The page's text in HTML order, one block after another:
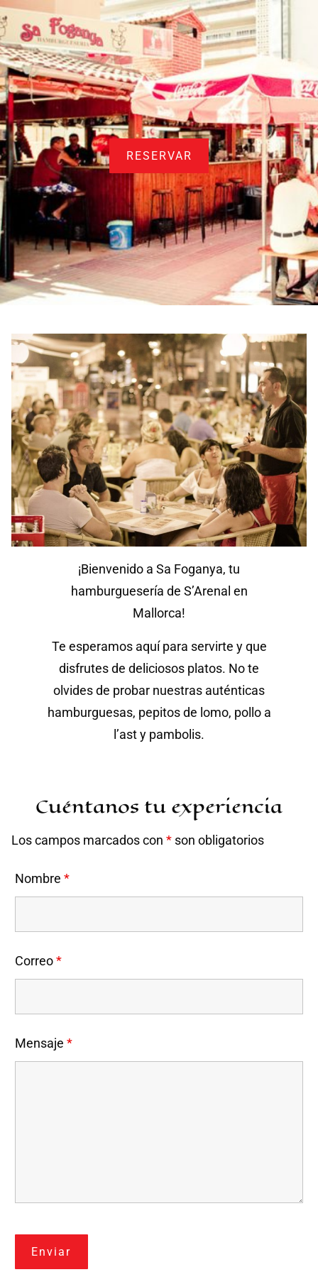
RESERVAR
¡Bienvenido a Sa Foganya, tu
hamburguesería de S’Arenal en
Mallorca!
Te esperamos aquí para servirte y que
disfrutes de deliciosos platos. No te
olvides de probar nuestras auténticas
hamburguesas, pepitos de lomo, pollo a
l’ast y pambolis.
Cuéntanos tu experiencia
Los campos marcados con * son obligatorios
Nombre *
Correo*
Mensaje *